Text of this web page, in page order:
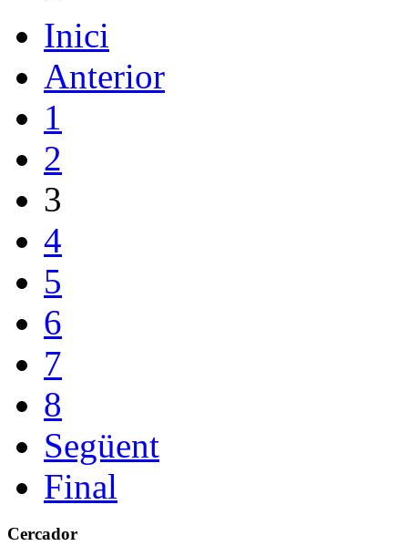
Inici
Anterior
1
2
3
4
5
6
7
8
Següent
Final
Cercador